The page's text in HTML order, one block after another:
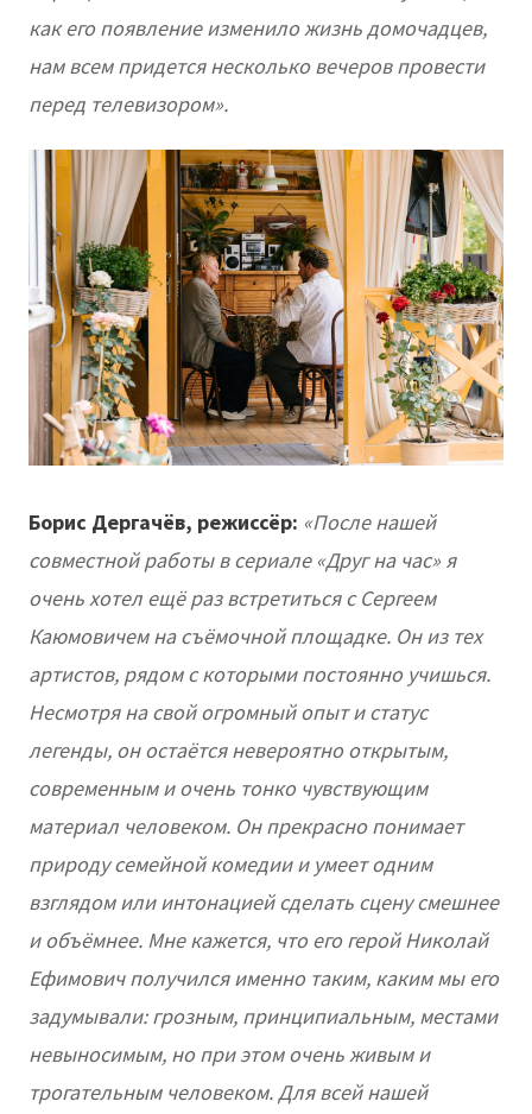
как его появление изменило жизнь домочадцев,
нам всем придется несколько вечеров провести
перед телевизором».
Борис Дергачёв, режиссёр: «После нашей
совместной работы в сериале «Друг на час» я
очень хотел ещё раз встретиться с Сергеем
Каюмовичем на съёмочной площадке. Он из тех
артистов, рядом с которыми постоянно учишься.
Несмотря на свой огромный опыт и статус
легенды, он остаётся невероятно открытым,
современным и очень тонко чувствующим
материал человеком. Он прекрасно понимает
природу семейной комедии и умеет одним
взглядом или интонацией сделать сцену смешнее
и объёмнее. Мне кажется, что его герой Николай
Ефимович получился именно таким, каким мы его
задумывали: грозным, принципиальным, местами
невыносимым, но при этом очень живым и
трогательным человеком. Для всей нашей